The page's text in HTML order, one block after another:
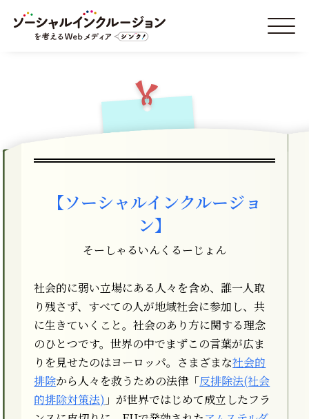
【ソーシャルインクルージョ
ン】
そーしゃるいんくるーじょん
社会的に弱い立場にある人々を含め、誰一人取
り残さず、すべての人が地域社会に参加し、共
に生きていくこと。社会のあり方に関する理念
のひとつです。世界の中でまずこの言葉が広ま
りを見せたのはヨーロッパ。さまざまな社会的
排除から人々を救うための法律「反排除法(社会
的排除対策法) 」が世界ではじめて成立したフラ